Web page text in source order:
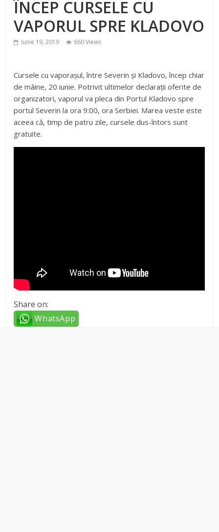
ÎNCEP CURSELE CU
VAPORUL SPRE KLADOVO
iunie 19, 2019 660 Views
Cursele cu vaporașul, între Severin și Kladovo, încep chiar
de mâine, 20 iunie. Potrivit ultimelor declarații oferite de
organizatori, vaporul va pleca din Portul Kladovo spre
portul Severin la ora 9:00, ora Serbiei. Marea veste este
aceea că, timp de patru zile, cursele dus-întors sunt
gratuite.
Share on:
WhatsApp